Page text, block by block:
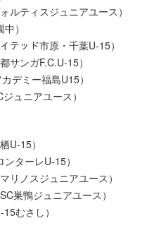
ティスジュニアユース）
）
ッド市原・千葉U-15）
ンガF.C.U-15）
デミー福島U15）
ュニアユース）
U-15）
ターレU-15）
ノスジュニアユース）
巣鴨ジュニアユース）
むさし）